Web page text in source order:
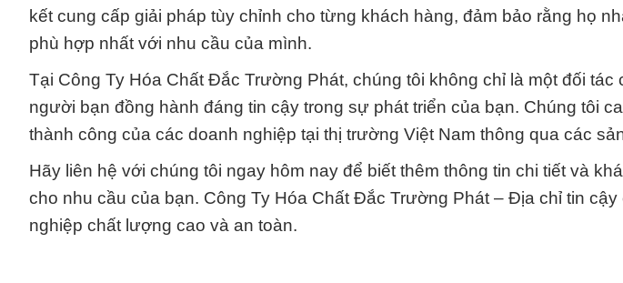
kết cung cấp giải pháp tùy chỉnh cho từng khách hàng, đảm bảo rằng họ
phù hợp nhất với nhu cầu của mình.
Tại Công Ty Hóa Chất Đắc Trường Phát, chúng tôi không chỉ là một đối tác
người bạn đồng hành đáng tin cậy trong sự phát triển của bạn. Chúng tôi
thành công của các doanh nghiệp tại thị trường Việt Nam thông qua các
Hãy liên hệ với chúng tôi ngay hôm nay để biết thêm thông tin chi tiết và
cho nhu cầu của bạn. Công Ty Hóa Chất Đắc Trường Phát – Địa chỉ tin
nghiệp chất lượng cao và an toàn.